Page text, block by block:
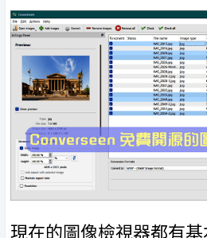
現在的圖像檢視器都有